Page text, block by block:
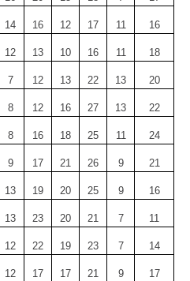
14 16 12 17 11 16
12 13 10 16 11 18
7 12 13 22 13 20
8 12 16 27 13 22
8 16 18 25 11 24
9 17 21 26 9 21
13 19 20 25 9 16
13 23 20 21 7 11
12 22 19 23 7 14
12 17 17 21 9 17